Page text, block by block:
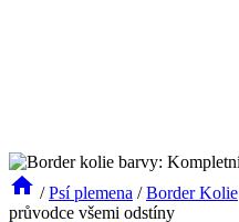
/ Psí plemena / Border Kolie
průvodce všemi odstíny